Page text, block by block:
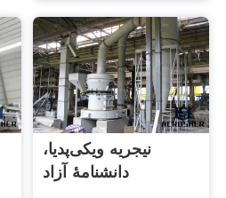
نیجریه ویکی‌پدیا،
دانشنامهٔ آزاد